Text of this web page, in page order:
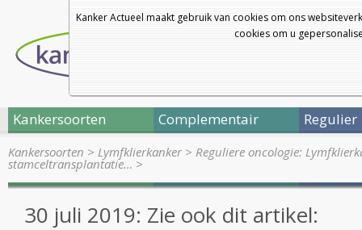
Kanker Actueel maakt gebruik van cookies om ons
cookies om u
Kankersoorten Complementair Regulier
Kankersoorten > Lymfklierkanker> Reguliere oncologie:
stamceltransplantatie… >
30 juli 2019: Zie ook dit artikel: